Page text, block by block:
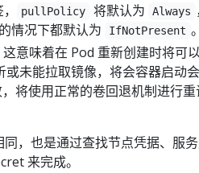
pullPolicy 将默认为 Always
情况下都默认为 IfNotPresent 。
意味着在 Pod 重新创建时将可
未能拉取镜像，将会容器启动
将使用正常的卷回退机制进行重
，也是通过查找节点凭据、服
来完成。